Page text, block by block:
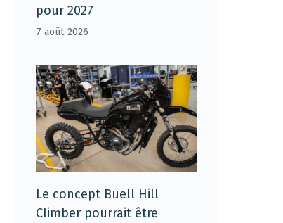
pour 2027
7 août 2026
Le concept Buell Hill
Climber pourrait être